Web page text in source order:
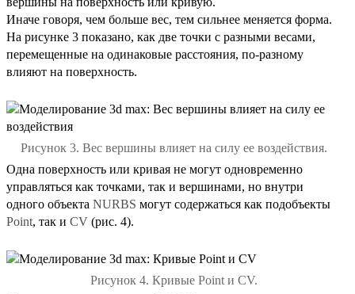
Иначе говоря, чем больше вес, тем сильнее меняется форма.
На рисунке 3 показано, как две точки с разными весами,
перемещенные на одинаковые расстояния, по-разному
влияют на поверхность.
Рисунок 3. Вес вершины влияет на силу ее воздействия.
Одна поверхность или кривая не могут одновременно
управляться как точками, так и вершинами, но внутри
одного объекта NURBS могут содержаться как подобъекты
Point, так и CV (рис. 4).
Рисунок 4. Кривые Point и CV.